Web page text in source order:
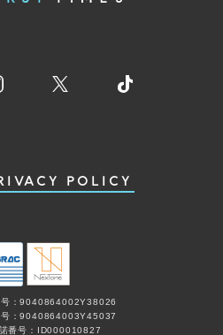
POLICY
号：9040864002Y38026
号：9040864003Y45037
番号：ID000010827